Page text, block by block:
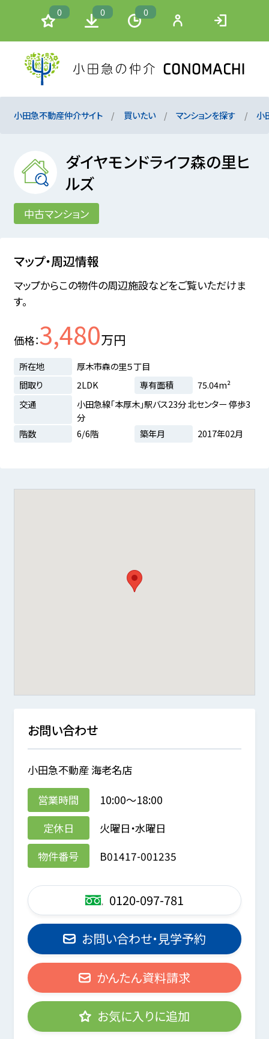
0 0 0
小田急不動産仲介サイト 買いたい マンションを探す 小
ダイヤモンドライフ森の里ヒ
ルズ
中古マンション
マップ・周辺情報
マップからこの物件の周辺施設などをご覧いただけま
す。
価格 3,480万円
所在地
厚木市森の里５丁目
間取り
2LDK 専有面積
75.04m²
交通
小田急線「本厚木」駅バス23分 北センター 停歩3
分
階数
6/6階 築年月 2017年02月
お問い合わせ
小田急不動産 海老名店
営業時間
10:00～18:00
定休日
火曜日・水曜日
物件番号
B01417-001235
0120-097-781
お問い合わせ・見学予約
かんたん資料請求
お気に入りに追加